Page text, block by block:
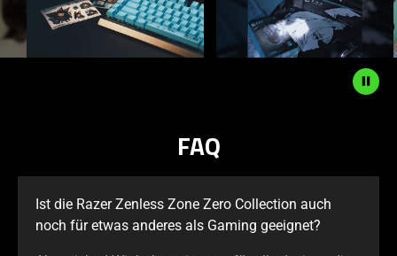
panning
animation.
Use
Pause
button
to
start
and
FAQ
Ist die Razer Zenless Zone Zero Collection auch
noch für etwas anderes als Gaming geeignet?